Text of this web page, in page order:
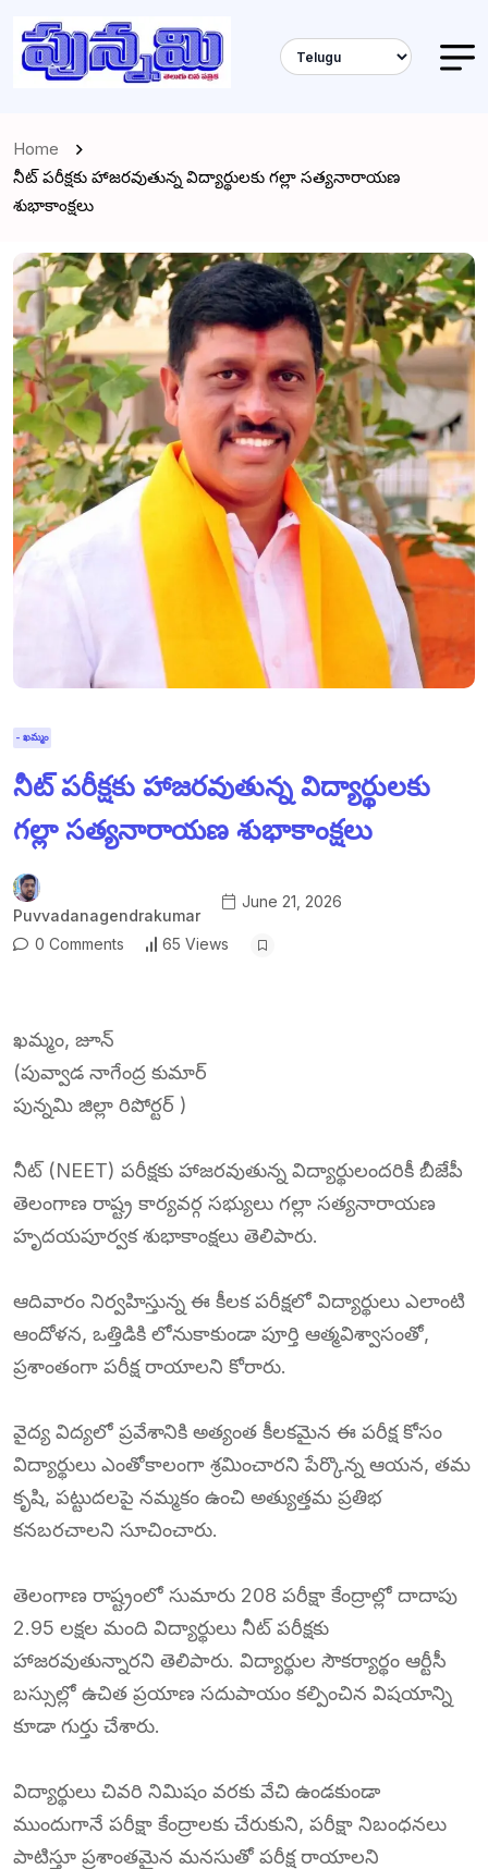
Home
నీట్ పరీక్షకు హాజరవుతున్న విద్యార్థులకు గల్లా సత్యనారాయణ
శుభాకాంక్షలు
- ఖమ్మం
నీట్ పరీక్షకు హాజరవుతున్న విద్యార్థులకు
గల్లా సత్యనారాయణ శుభాకాంక్షలు
Puvvadanagendrakumar
June 21, 2026
0 Comments 65 Views
ఖమ్మం, జూన్
(పువ్వాడ నాగేంద్ర కుమార్
పున్నమి జిల్లా రిపోర్టర్ )
నీట్ (NEET) పరీక్షకు హాజరవుతున్న విద్యార్థులందరికీ బీజేపీ
తెలంగాణ రాష్ట్ర కార్యవర్గ సభ్యులు గల్లా సత్యనారాయణ
హృదయపూర్వక శుభాకాంక్షలు తెలిపారు.
ఆదివారం నిర్వహిస్తున్న ఈ కీలక పరీక్షలో విద్యార్థులు ఎలాంటి
ఆందోళన, ఒత్తిడికి లోనుకాకుండా పూర్తి ఆత్మవిశ్వాసంతో,
ప్రశాంతంగా పరీక్ష రాయాలని కోరారు.
వైద్య విద్యలో ప్రవేశానికి అత్యంత కీలకమైన ఈ పరీక్ష కోసం
విద్యార్థులు ఎంతోకాలంగా శ్రమించారని పేర్కొన్న ఆయన, తమ
కృషి, పట్టుదలపై నమ్మకం ఉంచి అత్యుత్తమ ప్రతిభ
కనబరచాలని సూచించారు.
తెలంగాణ రాష్ట్రంలో సుమారు 208 పరీక్షా కేంద్రాల్లో దాదాపు
2.95 లక్షల మంది విద్యార్థులు నీట్ పరీక్షకు
హాజరవుతున్నారని తెలిపారు. విద్యార్థుల సౌకర్యార్థం ఆర్టీసీ
బస్సుల్లో ఉచిత ప్రయాణ సదుపాయం కల్పించిన విషయాన్ని
కూడా గుర్తు చేశారు.
విద్యార్థులు చివరి నిమిషం వరకు వేచి ఉండకుండా
ముందుగానే పరీక్షా కేంద్రాలకు చేరుకుని, పరీక్షా నిబంధనలు
పాటిస్తూ ప్రశాంతమైన మనసుతో పరీక్ష రాయాలని